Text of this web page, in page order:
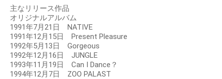
主なリリース作品
オリジナルアルバム
1991年7月21日 NATIVE
1991年12月15日 Present Pleasure
1992年5月13日 Gorgeous
1992年12月16日 JUNGLE
1993年11月19日 Can I Dance？
1994年12月7日 ZOO PALAST